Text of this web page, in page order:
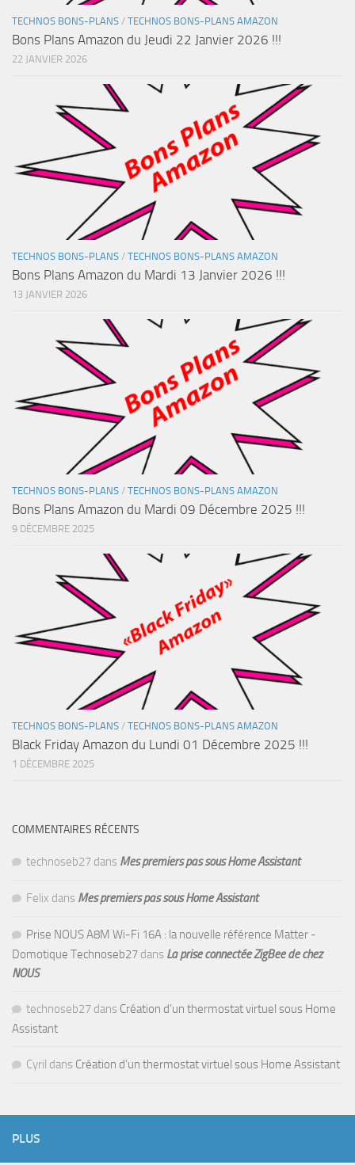
TECHNOS BONS-PLANS / TECHNOS BONS-PLANS AMAZON
Bons Plans Amazon du Jeudi 22 Janvier 2026 !!!
22 JANVIER 2026
TECHNOS BONS-PLANS / TECHNOS BONS-PLANS AMAZON
Bons Plans Amazon du Mardi 13 Janvier 2026 !!!
13 JANVIER 2026
TECHNOS BONS-PLANS / TECHNOS BONS-PLANS AMAZON
Bons Plans Amazon du Mardi 09 Décembre 2025 !!!
9 DÉCEMBRE 2025
TECHNOS BONS-PLANS / TECHNOS BONS-PLANS AMAZON
Black Friday Amazon du Lundi 01 Décembre 2025 !!!
1 DÉCEMBRE 2025
COMMENTAIRES RÉCENTS
technoseb27 dans Mes premiers pas sous Home Assistant
Felix dans Mes premiers pas sous Home Assistant
Prise NOUS A8M Wi-Fi 16A : la nouvelle référence Matter -
Domotique Technoseb27 dans La prise connectée ZigBee de chez
NOUS
technoseb27 dans Création d’un thermostat virtuel sous Home
Assistant
Cyril dans Création d’un thermostat virtuel sous Home Assistant
PLUS